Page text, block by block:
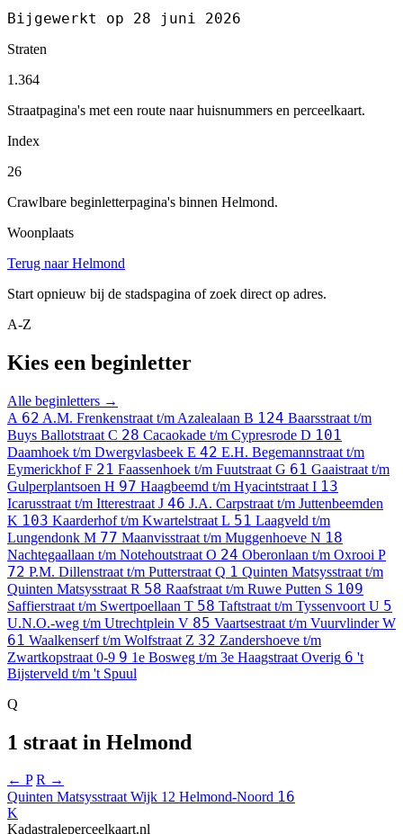
Bijgewerkt op 28 juni 2026
Straten
1.364
Straatpagina's met een route naar huisnummers en perceelkaart.
Index
26
Crawlbare beginletterpagina's binnen Helmond.
Woonplaats
Terug naar Helmond
Start opnieuw bij de stadspagina of zoek direct op adres.
A-Z
Kies een beginletter
Alle beginletters →
A 62 A.M. Frenkenstraat t/m Azalealaan B 124 Baarsstraat t/m
Buys Ballotstraat C 28 Cacaokade t/m Cypresrode D 101
Daamhoek t/m Dwergvlasbeek E 42 E.H. Begemannstraat t/m
EymerickhofF 21 Faassenhoek t/m Fuutstraat G 61 Gaaistraat t/m
Gulperplantsoen H 97 Haagbeemd t/m Hyacintstraat I 13
Icarusstraat t/m Itterestraat J 46 J.A. Carpstraat t/m Juttenbeemden
K 103 Kaarderhof t/m Kwartelstraat L 51 Laagveld t/m
Lungendonk M 77 Maanvisstraat t/m Muggenhoeve N 18
Nachtegaallaan t/m Notehoutstraat O 24 Oberonlaan t/m Oxrooi P
72 P.M. Dillenstraat t/m Putterstraat Q 1 Quinten Matsysstraat t/m
Quinten Matsysstraat R 58 Raafstraat t/m Ruwe Putten S 109
Saffierstraat t/m Swertpoellaan T 58 Taftstraat t/m Tyssenvoort U 5
U.N.O.-weg t/m Utrechtplein V 85 Vaartsestraat t/m VuurvlinderW
61 Waalkenserf t/m Wolfstraat Z 32 Zandershoeve t/m
Zwartkopstraat 0-9 9 1e Bosweg t/m 3e Haagstraat Overig 6 't
Bijsterveld t/m 't Spuul
Q
1 straat in Helmond
← P R →
Quinten Matsysstraat Wijk 12 Helmond-Noord 16
K
Kadastraleperceelkaart.nl